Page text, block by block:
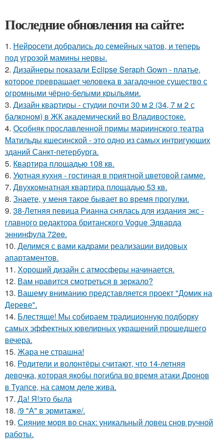
Последние обновления на сайте:
1. Нейросети добрались до семейных чатов, и теперь
под угрозой мамины нервы.
2. Дизайнеры показали Eclipse Seraph Gown - платье,
которое превращает человека в загадочное существо с
огромными чёрно-белыми крыльями.
3. Дизайн квартиры - студии почти 30 м 2 (34, 7 м 2 с
балконом) в ЖК академический во Владивостоке.
4. Особняк прославленной примы мариинского театра
Матильды кшесинской - это одно из самых интригующих
зданий Санкт-петербурга.
5. Квартира площадью 108 кв.
6. Уютная кухня - гостиная в приятной цветовой гамме.
7. Двухкомнатная квартира площадью 53 кв.
8. Знаете, у меня такое бывает во время прогулки.
9. 38-Летняя певица Рианна снялась для издания экс -
главного редактора британского Vogue Эдварда
эннинфула 72ee.
10. Делимся с вами кадрами реализации видовых
апартаментов.
11. Хороший дизайн с атмосферы начинается.
12. Вам нравится смотреться в зеркало?
13. Вашему вниманию представляется проект "Домик на
Дереве".
14. Блестяще! Мы собираем традиционную подборку
самых эффектных ювелирных украшений прошедшего
вечера.
15. Жара не страшна!
16. Родители и волонтёры считают, что 14-летняя
девочка, которая якобы погибла во время атаки Дронов
в Туапсе, на самом деле жива.
17. Да! Я!это была
18. /9 "А" в эрмитаже/.
19. Сияние моря во снах: уникальный ловец снов ручной
работы.